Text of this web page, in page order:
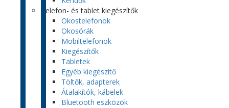
Telefon- és tablet kiegészítők
Okostelefonok
Okosórák
Mobiltelefonok
Kiegészítők
Tabletek
Egyéb kiegészítő
Töltők, adapterek
Átalakítók, kábelek
Bluetooth eszközök